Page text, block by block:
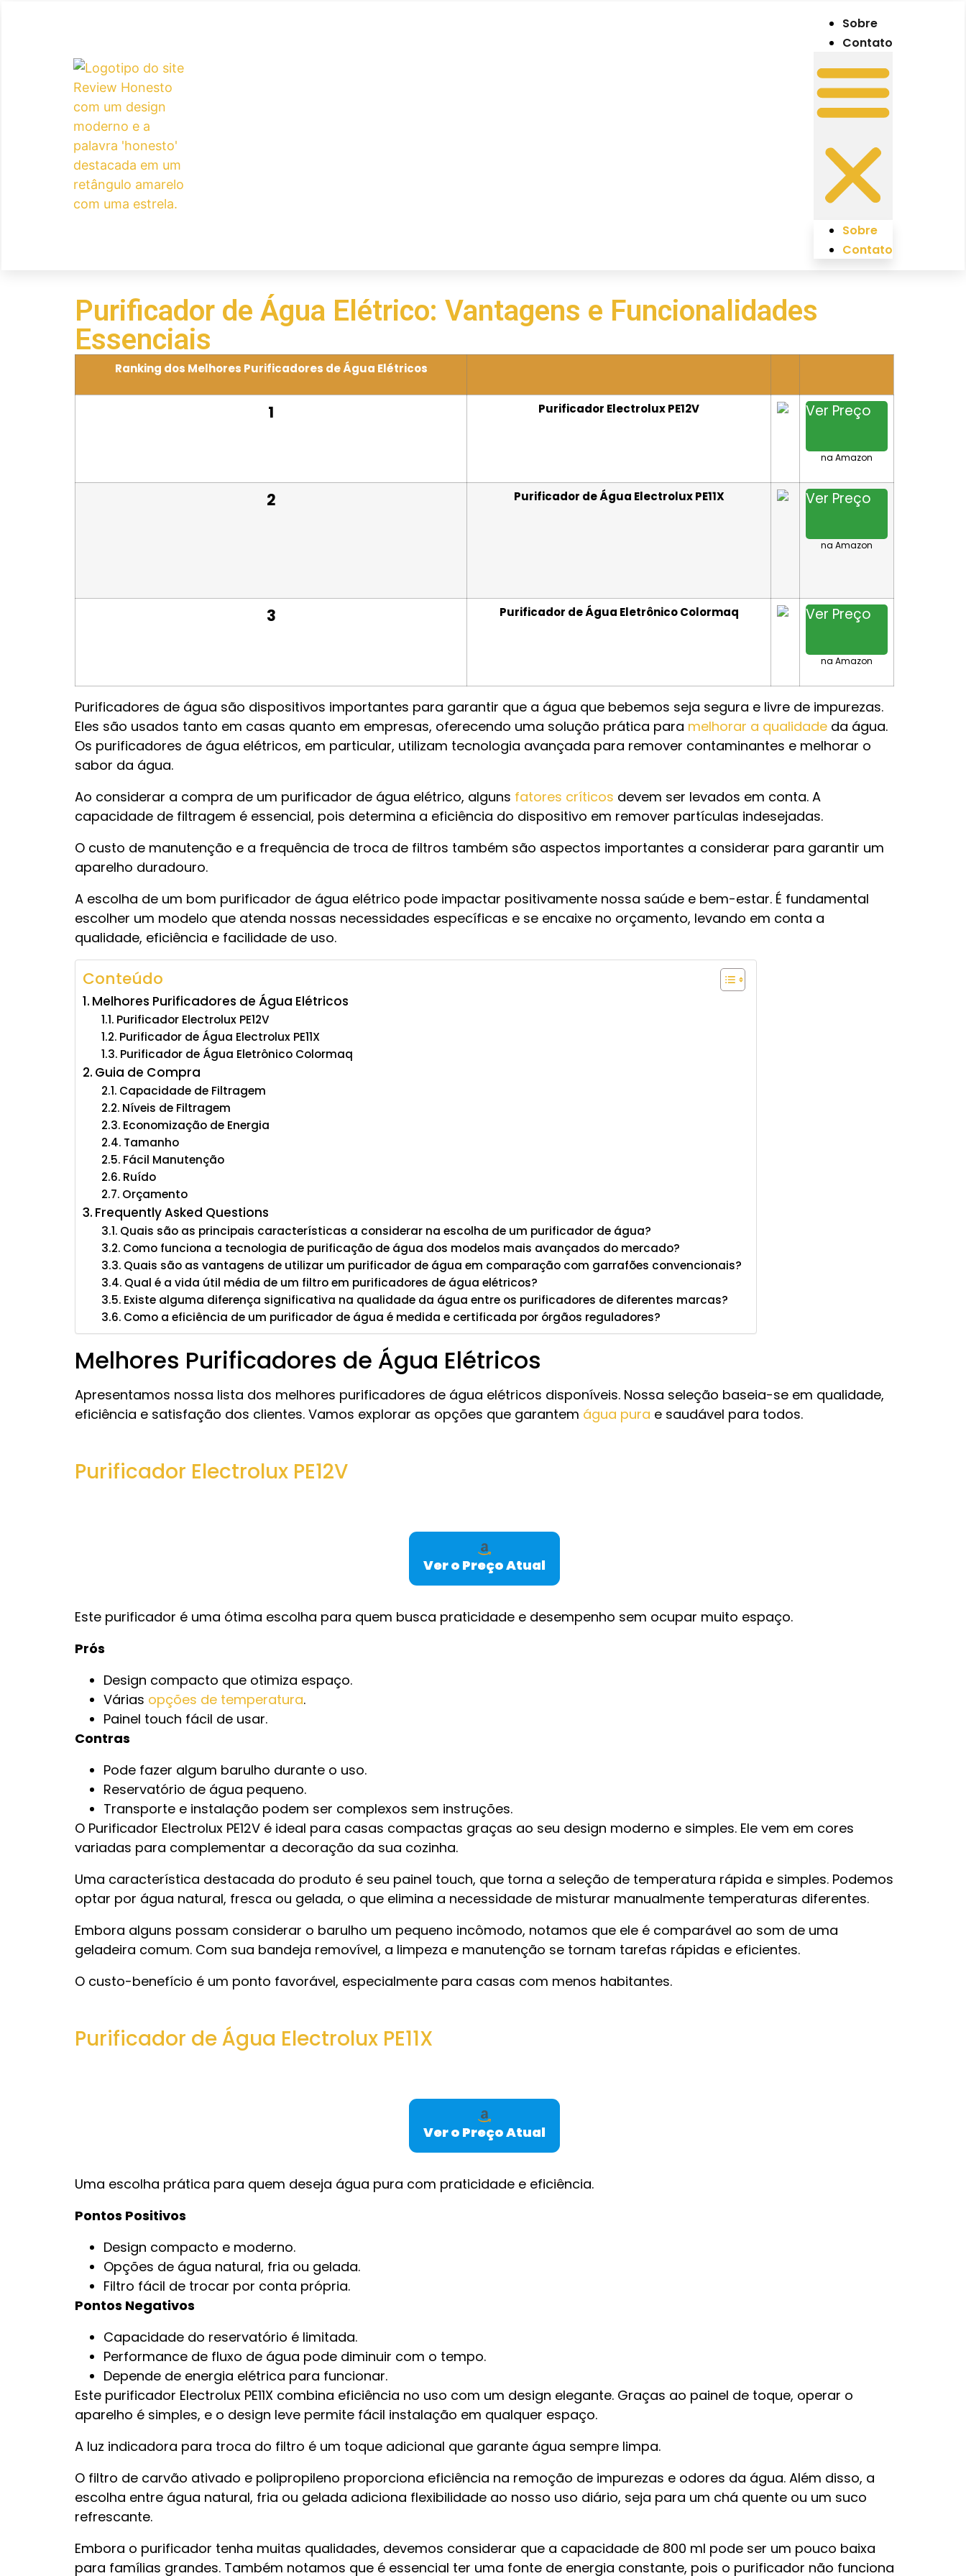
Sobre
Contato
Sobre
Contato
Purificador de Água Elétrico: Vantagens e Funcionalidades
Essenciais
Ranking dos Melhores Purificadores de Água Elétricos
1 Purificador Electrolux PE12V Ver Preço
na Amazon
2 Purificador de Água Electrolux PE11X Ver Preço
na Amazon
3 Purificador de Água Eletrônico Colormaq Ver Preço
na Amazon
Purificadores de água são dispositivos importantes para garantir que a água que bebemos seja segura e livre de impurezas.
Eles são usados tanto em casas quanto em empresas, oferecendo uma solução prática para melhorar a qualidade da água.
Os purificadores de água elétricos, em particular, utilizam tecnologia avançada para remover contaminantes e melhorar o
sabor da água.
Ao considerar a compra de um purificador de água elétrico, alguns fatores críticos devem ser levados em conta. A
capacidade de filtragem é essencial, pois determina a eficiência do dispositivo em remover partículas indesejadas.
O custo de manutenção e a frequência de troca de filtros também são aspectos importantes a considerar para garantir um
aparelho duradouro.
A escolha de um bom purificador de água elétrico pode impactar positivamente nossa saúde e bem-estar. É fundamental
escolher um modelo que atenda nossas necessidades específicas e se encaixe no orçamento, levando em conta a
qualidade, eficiência e facilidade de uso.
Conteúdo
Melhores Purificadores de Água Elétricos
Purificador Electrolux PE12V
Purificador de Água Electrolux PE11X
Purificador de Água Eletrônico Colormaq
Guia de Compra
Capacidade de Filtragem
Níveis de Filtragem
Economização de Energia
Tamanho
Fácil Manutenção
Ruído
Orçamento
Frequently Asked Questions
Quais são as principais características a considerar na escolha de um purificador de água?
Como funciona a tecnologia de purificação de água dos modelos mais avançados do mercado?
Quais são as vantagens de utilizar um purificador de água em comparação com garrafões convencionais?
Qual é a vida útil média de um filtro em purificadores de água elétricos?
Existe alguma diferença significativa na qualidade da água entre os purificadores de diferentes marcas?
Como a eficiência de um purificador de água é medida e certificada por órgãos reguladores?
Melhores Purificadores de Água Elétricos
Apresentamos nossa lista dos melhores purificadores de água elétricos disponíveis. Nossa seleção baseia-se em qualidade,
eficiência e satisfação dos clientes. Vamos explorar as opções que garantem água pura e saudável para todos.
Purificador Electrolux PE12V
Ver o Preço Atual
Este purificador é uma ótima escolha para quem busca praticidade e desempenho sem ocupar muito espaço.
Prós
Design compacto que otimiza espaço.
Várias opções de temperatura.
Painel touch fácil de usar.
Contras
Pode fazer algum barulho durante o uso.
Reservatório de água pequeno.
Transporte e instalação podem ser complexos sem instruções.
O Purificador Electrolux PE12V é ideal para casas compactas graças ao seu design moderno e simples. Ele vem em cores
variadas para complementar a decoração da sua cozinha.
Uma característica destacada do produto é seu painel touch, que torna a seleção de temperatura rápida e simples. Podemos
optar por água natural, fresca ou gelada, o que elimina a necessidade de misturar manualmente temperaturas diferentes.
Embora alguns possam considerar o barulho um pequeno incômodo, notamos que ele é comparável ao som de uma
geladeira comum. Com sua bandeja removível, a limpeza e manutenção se tornam tarefas rápidas e eficientes.
O custo-benefício é um ponto favorável, especialmente para casas com menos habitantes.
Purificador de Água Electrolux PE11X
Ver o Preço Atual
Uma escolha prática para quem deseja água pura com praticidade e eficiência.
Pontos Positivos
Design compacto e moderno.
Opções de água natural, fria ou gelada.
Filtro fácil de trocar por conta própria.
Pontos Negativos
Capacidade do reservatório é limitada.
Performance de fluxo de água pode diminuir com o tempo.
Depende de energia elétrica para funcionar.
Este purificador Electrolux PE11X combina eficiência no uso com um design elegante. Graças ao painel de toque, operar o
aparelho é simples, e o design leve permite fácil instalação em qualquer espaço.
A luz indicadora para troca do filtro é um toque adicional que garante água sempre limpa.
O filtro de carvão ativado e polipropileno proporciona eficiência na remoção de impurezas e odores da água. Além disso, a
escolha entre água natural, fria ou gelada adiciona flexibilidade ao nosso uso diário, seja para um chá quente ou um suco
refrescante.
Embora o purificador tenha muitas qualidades, devemos considerar que a capacidade de 800 ml pode ser um pouco baixa
para famílias grandes. Também notamos que é essencial ter uma fonte de energia constante, pois o purificador não funciona